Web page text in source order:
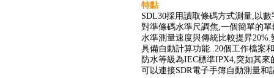
特點
SDL30採用讀取條碼方式測量,以
對準條碼水準尺調焦,一個簡單的
水準測量速度與傳統比較提昇
具備自動計算功能..20個
防水等級為IEC標準IPX4,突如其
可以連接SDR電子手簿自動測量和